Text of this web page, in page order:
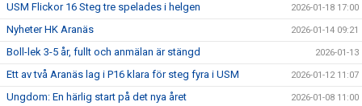
USM Flickor 16 Steg tre spelades i helgen 2026-01-18 17:00
Nyheter HK Aranäs 2026-01-14 09:21
Boll-lek 3-5 år, fullt och anmälan är stängd 2026-01-13
Ett av två Aranäs lag i P16 klara för steg fyra i USM 2026-01-12 11:07
Ungdom: En härlig start på det nya året 2026-01-08 11:00